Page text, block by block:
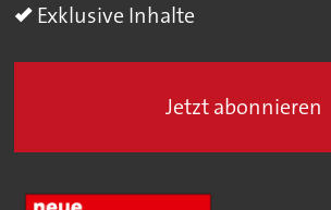
Exklusive Inhalte
Jetzt abonnieren